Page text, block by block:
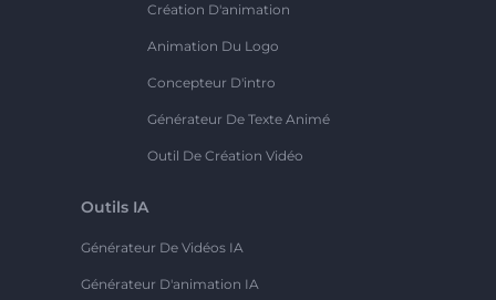
Création D'animation
Animation Du Logo
Concepteur D'intro
Générateur De Texte Animé
Outil De Création Vidéo
Outils IA
Générateur De Vidéos IA
Générateur D'animation IA